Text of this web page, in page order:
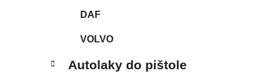
DAF
VOLVO
Autolaky do pištole